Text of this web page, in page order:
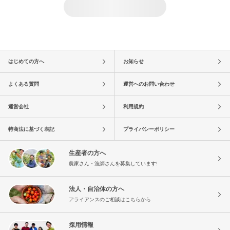
はじめての方へ お知らせ
よくある質問 運営へのお問い合わせ
運営会社 利用規約
特商法に基づく表記 プライバシーポリシー
生産者の方へ
農家さん・漁師さんを募集しています!
法人・自治体の方へ
アライアンスのご相談はこちらから
採用情報